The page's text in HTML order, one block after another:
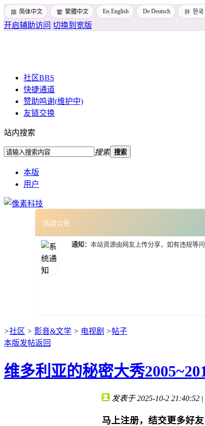
简体中文 繁體中文 English Deutsch 한국
开启辅助访问 切换到宽版
社区BBS
快捷通道
赞助鸣谢(维护中)
友链交换
站内搜索
搜索 搜索
本版
用户
活动公告
通知： 本站资源由网友上传分享，如有违规等
>社区 > 影音&文学 > 电视剧 >帖子
本版发帖返回
维多利亚的秘密大秀
发表于 2025-10-2 21:40:52 |
马上注册，结交更多好